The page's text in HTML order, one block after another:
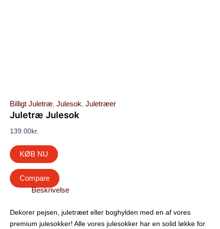
Billigt Juletræ, Julesok, Juletræer
Juletræ Julesok
139.00kr.
KØB NU
Compare
Beskrivelse
Dekorer pejsen, juletræet eller boghylden med en af vores
premium julesokker! Alle vores julesokker har en solid løkke for